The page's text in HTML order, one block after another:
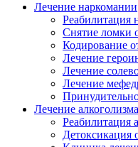
Лечение наркомании
Реабилитация
Снятие ломки
Кодирование
Лечение
Лечение
Лечение
Лечение алкоголизма
Реабилитация
Детоксикация